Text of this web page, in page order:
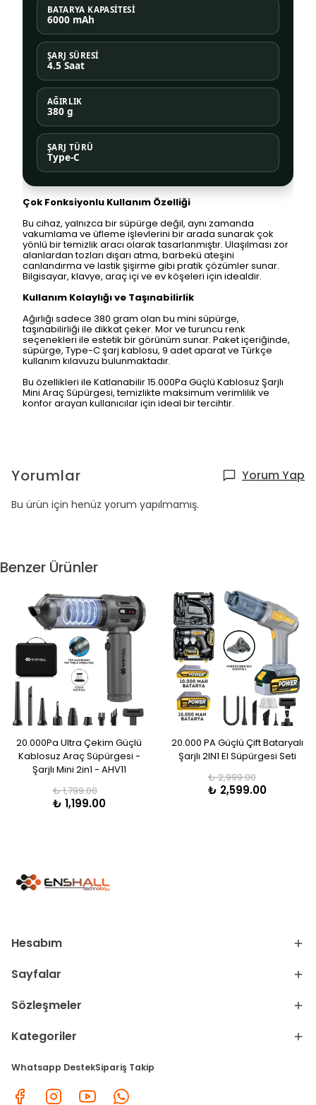
BATARYA KAPASITESI
6000 mAh
ŞARJ SÜRESI
4.5 Saat
AĞIRLIK
380 g
ŞARJ TÜRÜ
Type-C
Çok Fonksiyonlu Kullanım Özelliği
Bu cihaz, yalnızca bir süpürge değil, aynı zamanda
vakumlama ve üfleme işlevlerini bir arada sunarak çok
yönlü bir temizlik aracı olarak tasarlanmıştır. Ulaşılması zor
alanlardan tozları dışarı atma, barbekü ateşini
canlandırma ve lastik şişirme gibi pratik çözümler sunar.
Bilgisayar, klavye, araç içi ve ev köşeleri için idealdir.
Kullanım Kolaylığı ve Taşınabilirlik
Ağırlığı sadece 380 gram olan bu mini süpürge,
taşınabilirliği ile dikkat çeker. Mor ve turuncu renk
seçenekleri ile estetik bir görünüm sunar. Paket içeriğinde,
süpürge, Type-C şarj kablosu, 9 adet aparat ve Türkçe
kullanım kılavuzu bulunmaktadır.
Bu özellikleri ile Katlanabilir 15.000Pa Güçlü Kablosuz Şarjlı
Mini Araç Süpürgesi, temizlikte maksimum verimlilik ve
konfor arayan kullanıcılar için ideal bir tercihtir.
Yorumlar Yorum Yap
Bu ürün için henüz yorum yapılmamış.
Benzer Ürünler
20.000Pa Ultra Çekim Güçlü
Kablosuz Araç Süpürgesi -
Şarjlı Mini 2in1 - AHV11
₺ 1,799.00
₺ 1,199.00
20.000 PA Güçlü Çift Bataryalı
Şarjlı 2IN1 El Süpürgesi Seti
₺ 2,999.00
₺ 2,599.00
Hesabım
Sayfalar
Sözleşmeler
Kategoriler
Whatsapp DestekSipariş Takip